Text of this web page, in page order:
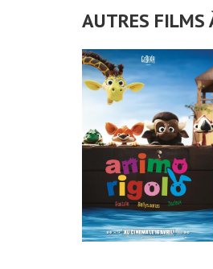
AUTRES FILMS